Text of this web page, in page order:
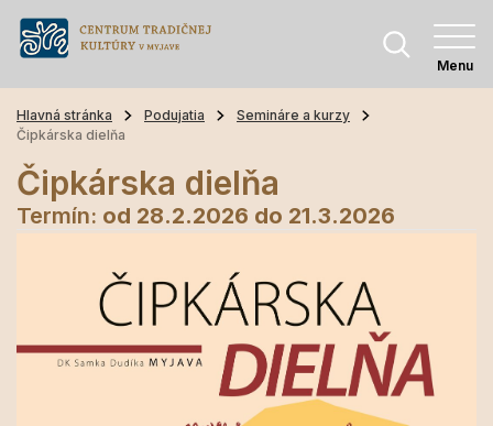
Menu
Hlavná stránka Podujatia
Semináre a kurzy
Čipkárska dielňa
Čipkárska dielňa
Termín: od 28.2.2026 do 21.3.2026